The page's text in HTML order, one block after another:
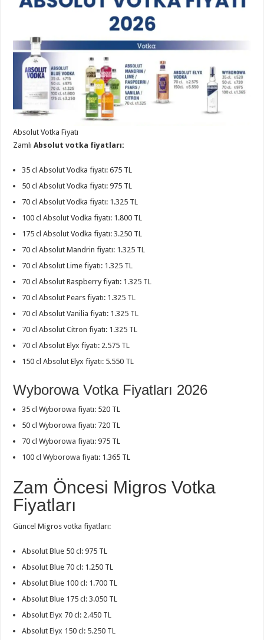
Absolut Votka Fiyatı
ZamlıAbsolut votka fiyatları:
35 cl Absolut Vodka fiyatı: 675 TL
50 cl Absolut Vodka fiyatı: 975 TL
70 cl Absolut Vodka fiyatı: 1.325 TL
100 cl Absolut Vodka fiyatı: 1.800 TL
175 cl Absolut Vodka fiyatı: 3.250 TL
70 cl Absolut Mandrin fiyatı: 1.325 TL
70 cl Absolut Lime fiyatı: 1.325 TL
70 cl Absolut Raspberry fiyatı: 1.325 TL
70 cl Absolut Pears fiyatı: 1.325 TL
70 cl Absolut Vanilia fiyatı: 1.325 TL
70 cl Absolut Citron fiyatı: 1.325 TL
70 cl Absolut Elyx fiyatı: 2.575 TL
150 cl Absolut Elyx fiyatı: 5.550 TL
Wyborowa Votka Fiyatları 2026
35 cl Wyborowa fiyatı: 520 TL
50 cl Wyborowa fiyatı: 720 TL
70 cl Wyborowa fiyatı: 975 TL
100 cl Wyborowa fiyatı: 1.365 TL
Zam Öncesi Migros Votka
Fiyatları
Güncel Migros votka fiyatları:
Absolut Blue 50 cl: 975 TL
Absolut Blue 70 cl: 1.250 TL
Absolut Blue 100 cl: 1.700 TL
Absolut Blue 175 cl: 3.050 TL
Absolut Elyx 70 cl: 2.450 TL
Absolut Elyx 150 cl: 5.250 TL